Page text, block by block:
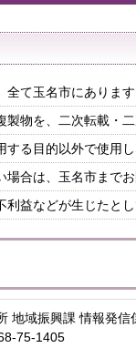
て玉名市にあります
物を、二次転載・
る目的以外で使用し
場合は、玉名市まで
益などが生じたと
地域振興課 情報発信
75-1405